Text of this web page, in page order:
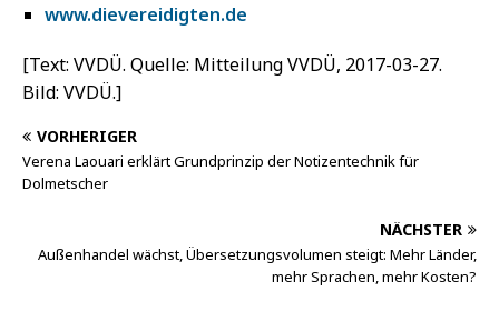
www.dievereidigten.de
[Text: VVDÜ. Quelle: Mitteilung VVDÜ, 2017-03-27.
Bild: VVDÜ.]
VORHERIGER
Verena Laouari erklärt Grundprinzip der Notizentechnik für
Dolmetscher
NÄCHSTER
Außenhandel wächst, Übersetzungsvolumen steigt: Mehr Länder,
mehr Sprachen, mehr Kosten?